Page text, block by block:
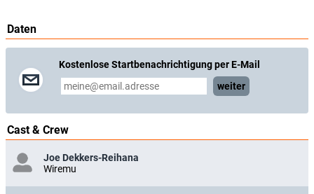
Daten
Kostenlose Startbenachrichtigung per E-Mail
weiter
Cast & Crew
Joe Dekkers-Reihana
Wiremu